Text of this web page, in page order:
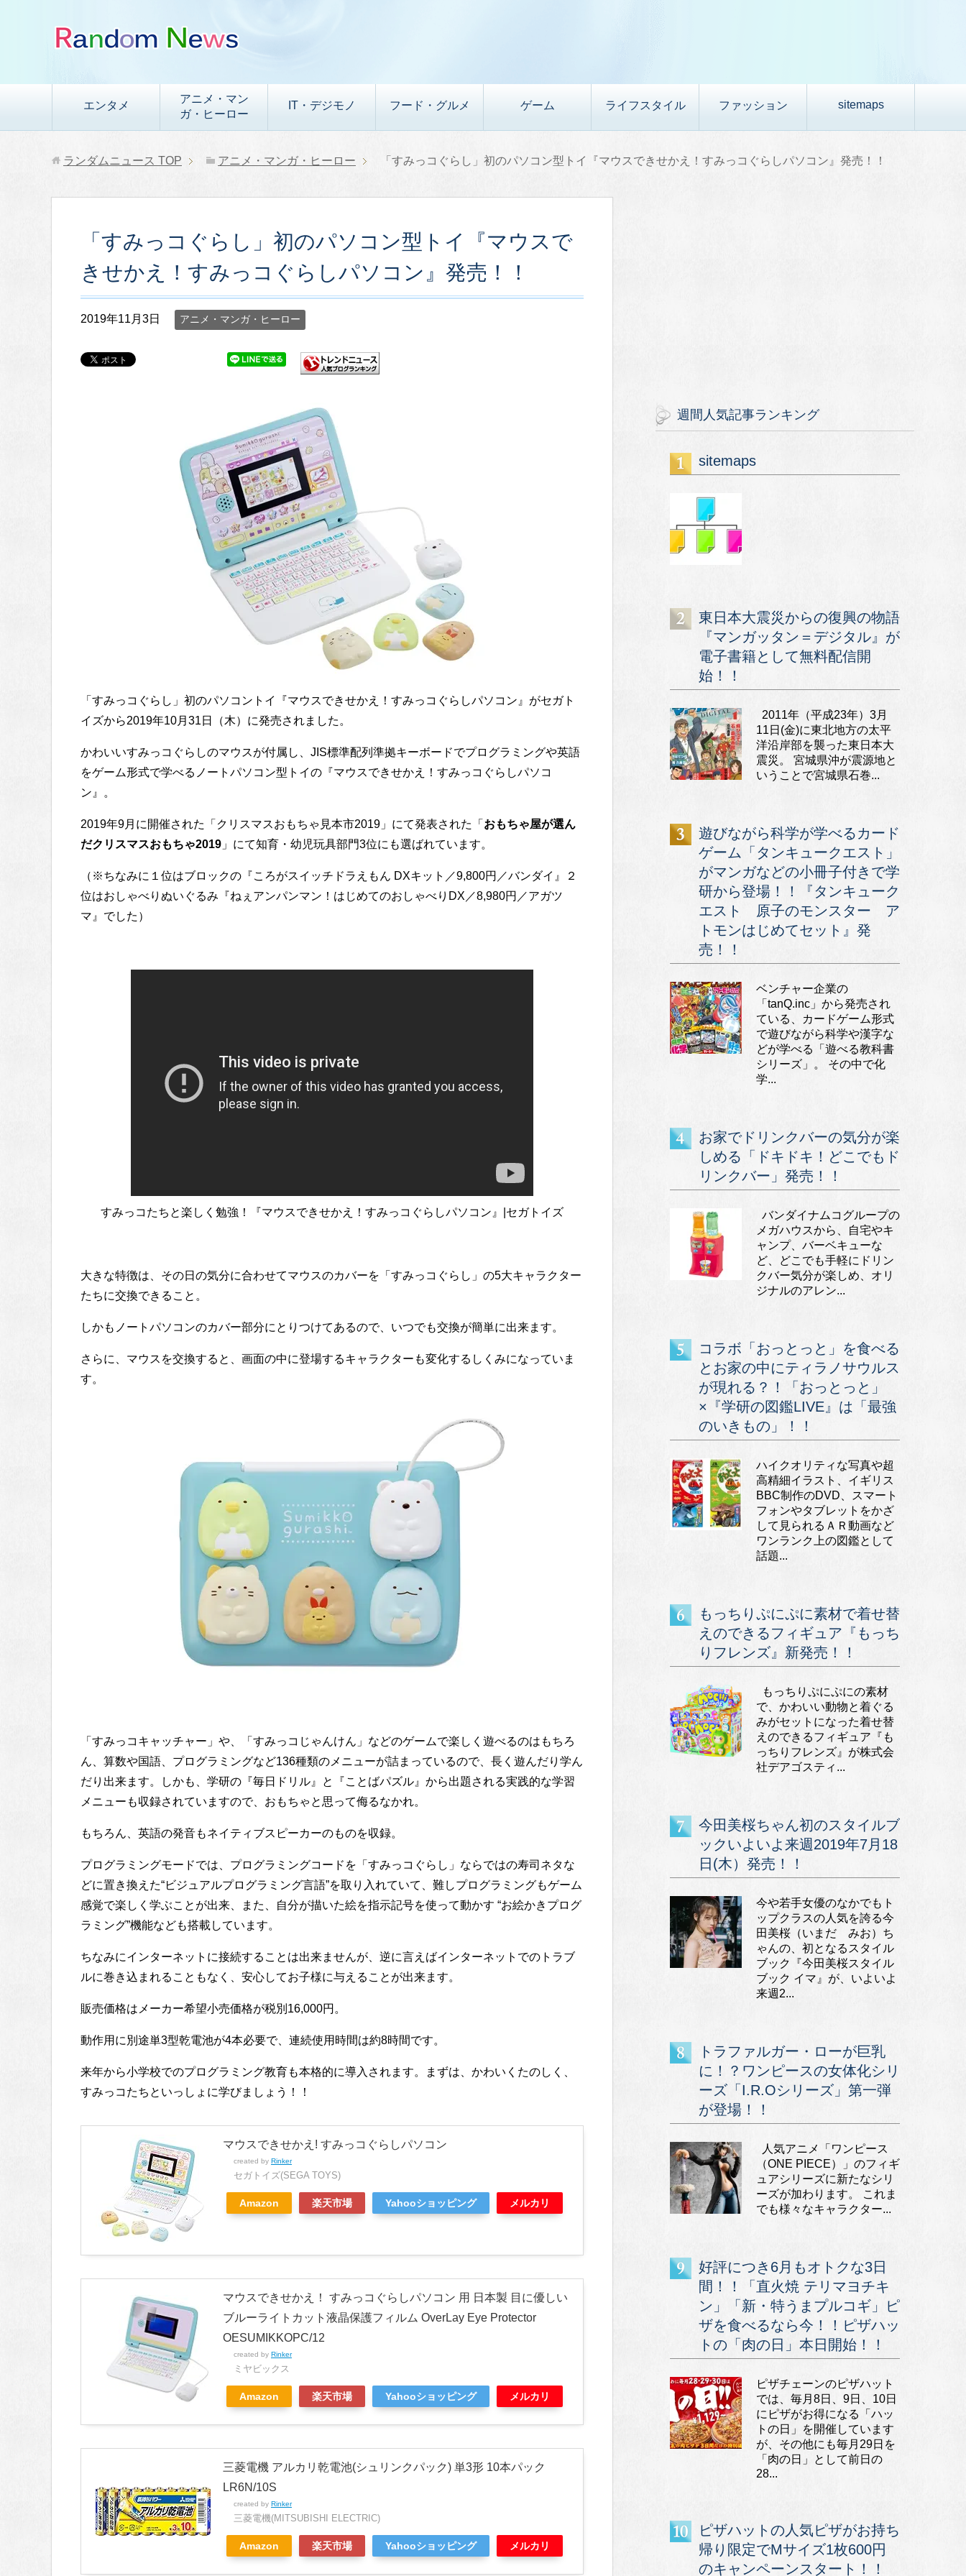
エンタメ
アニメ・マン
ガ・ヒーロー
IT・デジモノ フード・グルメ ゲーム ライフスタイル ファッション sitemaps
ランダムニュース TOP アニメ・マンガ・ヒーロー 「すみっコぐらし」初のパソコン型トイ『マウスできせかえ！すみっコぐらしパソコン』発売！！
「すみっコぐらし」初のパソコン型トイ『マウスで
きせかえ！すみっコぐらしパソコン』発売！！
2019年11月3日 アニメ・マンガ・ヒーロー
「すみっコぐらし」初のパソコントイ『マウスできせかえ！すみっコぐらしパソコン』がセガト
イズから2019年10月31日（木）に発売されました。
かわいいすみっコぐらしのマウスが付属し、JIS標準配列準拠キーボードでプログラミングや英語
をゲーム形式で学べるノートパソコン型トイの『マウスできせかえ！すみっコぐらしパソコ
ン』。
2019年9月に開催された「クリスマスおもちゃ見本市2019」にて発表された「 おもちゃ屋が選ん
だクリスマスおもちゃ2019 」にて知育・幼児玩具部門3位にも選ばれています。
（※ちなみに１位はブロックの『ころがスイッチドラえもん DXキット／9,800円／バンダイ』２
位はおしゃべりぬいぐるみ『ねぇアンパンマン！はじめてのおしゃべりDX／8,980円／アガツ
マ』でした）
すみっコたちと楽しく勉強！『マウスできせかえ！すみっコぐらしパソコン』|セガトイズ
大きな特徴は、その日の気分に合わせてマウスのカバーを「すみっコぐらし」の5大キャラクター
たちに交換できること。
しかもノートパソコンのカバー部分にとりつけてあるので、いつでも交換が簡単に出来ます。
さらに、マウスを交換すると、画面の中に登場するキャラクターも変化するしくみになっていま
す。
「すみっコキャッチャー」や、「すみっコじゃんけん」などのゲームで楽しく遊べるのはもちろ
ん、算数や国語、プログラミングなど136種類のメニューが詰まっているので、長く遊んだり学ん
だり出来ます。しかも、学研の『毎日ドリル』と『ことばパズル』から出題される実践的な学習
メニューも収録されていますので、おもちゃと思って侮るなかれ。
もちろん、英語の発音もネイティブスピーカーのものを収録。
プログラミングモードでは、プログラミングコードを「すみっコぐらし」ならではの寿司ネタな
どに置き換えた“ビジュアルプログラミング言語”を取り入れていて、難しプログラミングもゲーム
感覚で楽しく学ぶことが出来、また、自分が描いた絵を指示記号を使って動かす “お絵かきプログ
ラミング”機能なども搭載しています。
ちなみにインターネットに接続することは出来ませんが、逆に言えばインターネットでのトラブ
ルに巻き込まれることもなく、安心してお子様に与えることが出来ます。
販売価格はメーカー希望小売価格が税別16,000円。
動作用に別途単3型乾電池が4本必要で、連続使用時間は約8時間です。
来年から小学校でのプログラミング教育も本格的に導入されます。まずは、かわいくたのしく、
すみっコたちといっしょに学びましょう！！
マウスできせかえ! すみっコぐらしパソコン
created by Rinker
セガトイズ(SEGA TOYS)
Amazon 楽天市場 Yahooショッピング メルカリ
マウスできせかえ！ すみっコぐらしパソコン 用 日本製 目に優しい
ブルーライトカット液晶保護フィルム OverLay Eye Protector
OESUMIKKOPC/12
created by Rinker
ミヤビックス
Amazon 楽天市場 Yahooショッピング メルカリ
三菱電機 アルカリ乾電池(シュリンクパック) 単3形 10本パック
LR6N/10S
created by Rinker
三菱電機(MITSUBISHI ELECTRIC)
Amazon 楽天市場 Yahooショッピング メルカリ
週間人気記事ランキング
sitemaps
東日本大震災からの復興の物語
『マンガッタン＝デジタル』が
電子書籍として無料配信開
始！！
2011年（平成23年）3月
11日(金)に東北地方の太平
洋沿岸部を襲った東日本大
震災。 宮城県沖が震源地と
いうことで宮城県石巻...
遊びながら科学が学べるカード
ゲーム「タンキュークエスト」
がマンガなどの小冊子付きで学
研から登場！！『タンキューク
エスト 原子のモンスター ア
トモンはじめてセット』発
売！！
ベンチャー企業の
「tanQ.inc」から発売され
ている、カードゲーム形式
で遊びながら科学や漢字な
どが学べる「遊べる教科書
シリーズ」。 その中で化
学...
お家でドリンクバーの気分が楽
しめる「ドキドキ！どこでもド
リンクバー」発売！！
バンダイナムコグループの
メガハウスから、自宅やキ
ャンプ、バーベキューな
ど、どこでも手軽にドリン
クバー気分が楽しめ、オリ
ジナルのアレン...
コラボ「おっとっと」を食べる
とお家の中にティラノサウルス
が現れる？！「おっとっと」
×『学研の図鑑LIVE』は「最強
のいきもの」！！
ハイクオリティな写真や超
高精細イラスト、イギリス
BBC制作のDVD、スマート
フォンやタブレットをかざ
して見られるＡＲ動画など
ワンランク上の図鑑として
話題...
もっちりぷにぷに素材で着せ替
えのできるフィギュア『もっち
りフレンズ』新発売！！
もっちりぷにぷにの素材
で、かわいい動物と着ぐる
みがセットになった着せ替
えのできるフィギュア『も
っちりフレンズ』が株式会
社デアゴスティ...
今田美桜ちゃん初のスタイルブ
ックいよいよ来週2019年7月18
日(木）発売！！
今や若手女優のなかでもト
ップクラスの人気を誇る今
田美桜（いまだ みお）ち
ゃんの、初となるスタイル
ブック『今田美桜スタイル
ブック イマ』が、いよいよ
来週2...
トラファルガー・ローが巨乳
に！？ワンピースの女体化シリ
ーズ「I.R.Oシリーズ」第一弾
が登場！！
人気アニメ「ワンピース
（ONE PIECE）」のフィギ
ュアシリーズに新たなシリ
ーズが加わります。 これま
でも様々なキャラクター...
好評につき6月もオトクな3日
間！！「直火焼 テリマヨチキ
ン」「新・特うまプルコギ」ピ
ザを食べるなら今！！ピザハッ
トの「肉の日」本日開始！！
ピザチェーンのピザハット
では、毎月8日、9日、10日
にピザがお得になる「ハッ
トの日」を開催しています
が、その他にも毎月29日を
「肉の日」として前日の
28...
ピザハットの人気ピザがお持ち
帰り限定でMサイズ1枚600円
のキャンペーンスタート！！